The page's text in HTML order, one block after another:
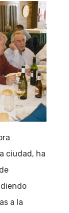
ciudad, ha
a la